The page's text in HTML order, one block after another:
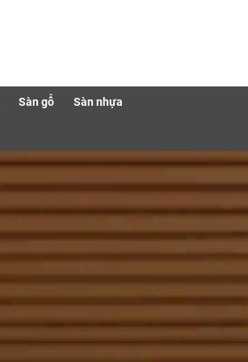
Sàn gỗ Sàn nhựa